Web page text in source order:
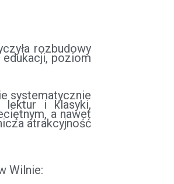
rozbudowy
poziom
systematycznie
lektur i klasyki,
a nawet
atrakcyjność
Wilnie: